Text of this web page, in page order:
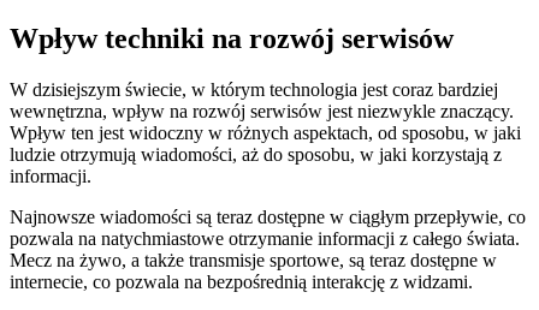
Wpływ techniki na rozwój serwisów
W dzisiejszym świecie, w którym technologia jest coraz bardziej
wewnętrzna, wpływ na rozwój serwisów jest niezwykle znaczący.
Wpływ ten jest widoczny w różnych aspektach, od sposobu, w jaki
ludzie otrzymują wiadomości, aż do sposobu, w jaki korzystają z
informacji.
Najnowsze wiadomości są teraz dostępne w ciągłym przepływie, co
pozwala na natychmiastowe otrzymanie informacji z całego świata.
Mecz na żywo, a także transmisje sportowe, są teraz dostępne w
internecie, co pozwala na bezpośrednią interakcję z widzami.